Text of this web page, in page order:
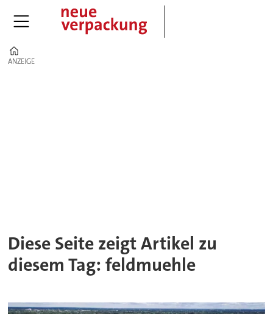
ANZEIGE
ANZEIGE
Diese Seite zeigt Artikel zu
diesem Tag: feldmuehle